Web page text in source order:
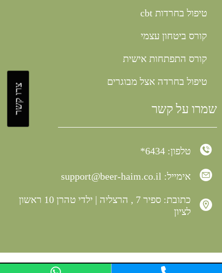
צרו קשר
טיפול בחרדות cbt
קורס ביטחון עצמי
קורס התפתחות אישית
טיפול בחרדה אצל מבוגרים
שמרו על קשר
טלפון: 6434*
אימייל: support@beer-haim.co.il
כתובת: ספיר 7 , הרצליה | ילדי טהרן 10 ראשון
לציון